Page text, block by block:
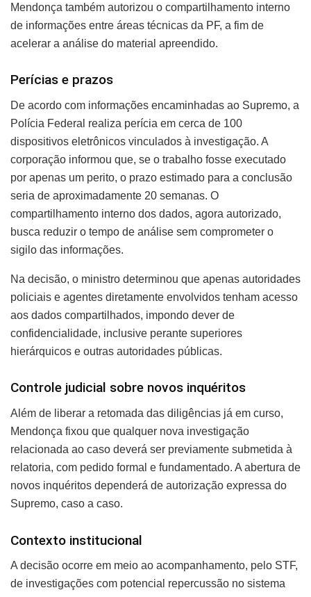
Mendonça também autorizou o compartilhamento interno
de informações entre áreas técnicas da PF, a fim de
acelerar a análise do material apreendido.
Perícias e prazos
De acordo com informações encaminhadas ao Supremo, a
Polícia Federal realiza perícia em cerca de 100
dispositivos eletrônicos vinculados à investigação. A
corporação informou que, se o trabalho fosse executado
por apenas um perito, o prazo estimado para a conclusão
seria de aproximadamente 20 semanas. O
compartilhamento interno dos dados, agora autorizado,
busca reduzir o tempo de análise sem comprometer o
sigilo das informações.
Na decisão, o ministro determinou que apenas autoridades
policiais e agentes diretamente envolvidos tenham acesso
aos dados compartilhados, impondo dever de
confidencialidade, inclusive perante superiores
hierárquicos e outras autoridades públicas.
Controle judicial sobre novos inquéritos
Além de liberar a retomada das diligências já em curso,
Mendonça fixou que qualquer nova investigação
relacionada ao caso deverá ser previamente submetida à
relatoria, com pedido formal e fundamentado. A abertura de
novos inquéritos dependerá de autorização expressa do
Supremo, caso a caso.
Contexto institucional
A decisão ocorre em meio ao acompanhamento, pelo STF,
de investigações com potencial repercussão no sistema